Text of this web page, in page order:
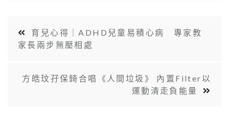
育兒心得｜ADHD兒童易積心病 專家教
家長兩步無壓相處
方皓玟孖保錡合唱《人間垃圾》 內置Filter以
運動清走負能量